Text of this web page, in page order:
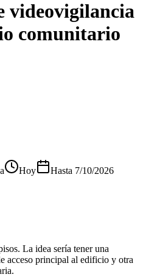
videovigilancia
comunitario
Hoy Hasta 7/10/2026
La idea sería tener una
acceso principal al edificio y otra